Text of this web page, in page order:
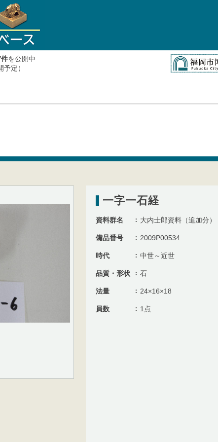
件を公開中
予定）
一字一石経
資料群名 大内士郎資料（追加分）
備品番号 2009P00534
時代 中世～近世
品質・形状 石
法量 24×16×18
員数 1点